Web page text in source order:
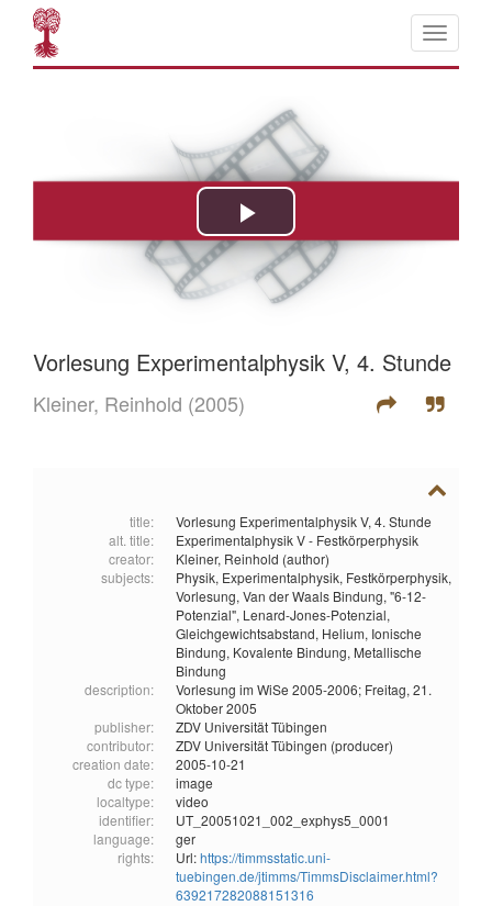
Vorlesung Experimentalphysik V, 4. Stunde
Kleiner, Reinhold (2005)
title:
Vorlesung Experimentalphysik V, 4. Stunde
alt. title:
Experimentalphysik V - Festkörperphysik
creator:
Kleiner, Reinhold (author)
subjects:
Physik, Experimentalphysik, Festkörperphysik,
Vorlesung, Van der Waals Bindung, "6-12-
Potenzial", Lenard-Jones-Potenzial,
Gleichgewichtsabstand, Helium, Ionische
Bindung, Kovalente Bindung, Metallische
Bindung
description:
Vorlesung im WiSe 2005-2006; Freitag, 21.
Oktober 2005
publisher:
ZDV Universität Tübingen
contributor:
ZDV Universität Tübingen (producer)
creation date:
2005-10-21
dc type:
image
localtype:
video
identifier:
UT_20051021_002_exphys5_0001
language:
ger
rights:
Url:https://timmsstatic.uni-
tuebingen.de/jtimms/TimmsDisclaimer.html?
639217282088151316